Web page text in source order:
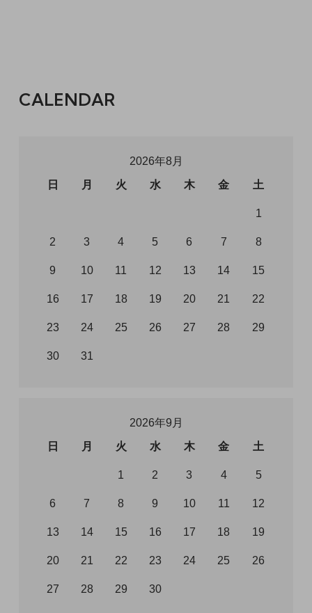
CALENDAR
2026年8月
日
月 火 水 木 金 土
1
2 3 4 5 6 7 8
9 10 11 12 13 14 15
16 17 18 19 20 21 22
23 24 25 26 27 28 29
30 31
2026年9月
日
月 火 水 木 金 土
1 2 3 4 5
6 7 8 9 10 11 12
13 14 15 16 17 18 19
20 21 22 23 24 25 26
27 28 29 30